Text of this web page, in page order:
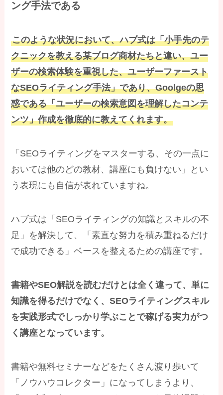
ング手法である
このような状況において、ハブ式は「小手先のテ
クニックを教える某ブログ商材たちと違い、ユー
ザーの検索体験を重視した、ユーザーファースト
なSEOライティング手法」であり、Goolgeの思
惑である「ユーザーの検索意図を理解したコンテ
ンツ」作成を徹底的に教えてくれます。
「SEOライティングをマスターする、その一点に
おいては他のどの教材、講座にも負けない」とい
う表現にも自信が表れていますね。
ハブ式は「SEOライティングの知識とスキルの不
足」を解決して、「素直な努力を積み重ねるだけ
で成功できる」ベースを整えるための講座です。
書籍やSEO解説を読むだけとは全く違って、単に
知識を得るだけでなく、SEOライティングスキル
を実践形式でしっかり学ぶことで稼げる実力がつ
く講座となっています。
書籍や無料セミナーなどをたくさん渡り歩いて
「ノウハウコレクター」になってしまうより、